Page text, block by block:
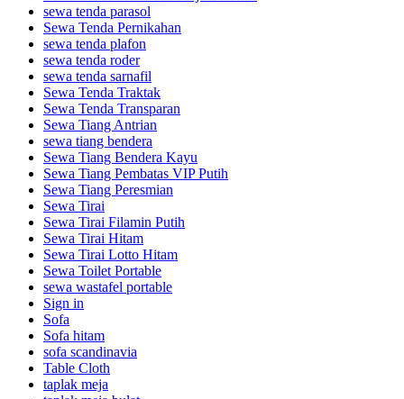
sewa tenda parasol
Sewa Tenda Pernikahan
sewa tenda plafon
sewa tenda roder
sewa tenda sarnafil
Sewa Tenda Traktak
Sewa Tenda Transparan
Sewa Tiang Antrian
sewa tiang bendera
Sewa Tiang Bendera Kayu
Sewa Tiang Pembatas VIP Putih
Sewa Tiang Peresmian
Sewa Tirai
Sewa Tirai Filamin Putih
Sewa Tirai Hitam
Sewa Tirai Lotto Hitam
Sewa Toilet Portable
sewa wastafel portable
Sign in
Sofa
Sofa hitam
sofa scandinavia
Table Cloth
taplak meja